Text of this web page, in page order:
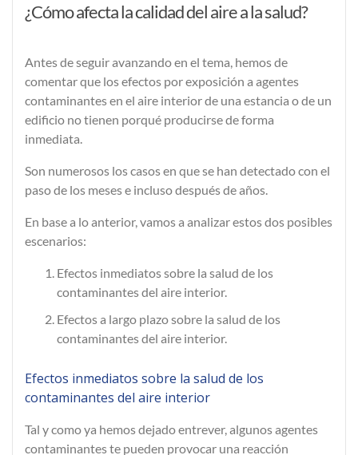
¿Cómo afecta la calidad del aire a la salud?
Antes de seguir avanzando en el tema, hemos de
comentar que los efectos por exposición a agentes
contaminantes en el aire interior de una estancia o de un
edificio no tienen porqué producirse de forma
inmediata.
Son numerosos los casos en que se han detectado con el
paso de los meses e incluso después de años.
En base a lo anterior, vamos a analizar estosdos posibles
escenarios:
Efectos inmediatos sobre la salud de los
contaminantes del aire interior.
Efectos a largo plazo sobre la salud de los
contaminantes del aire interior.
Efectos inmediatos sobre la salud de los
contaminantes del aire interior
Tal y como ya hemos dejado entrever, algunos agentes
contaminantes te pueden provocar una reacción